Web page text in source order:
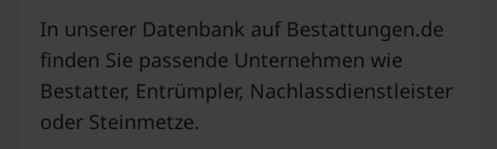
In unserer Datenbank auf Bestattungen.de
finden Sie passende Unternehmen wie
Bestatter, Entrümpler, Nachlassdienstleister
oder Steinmetze.